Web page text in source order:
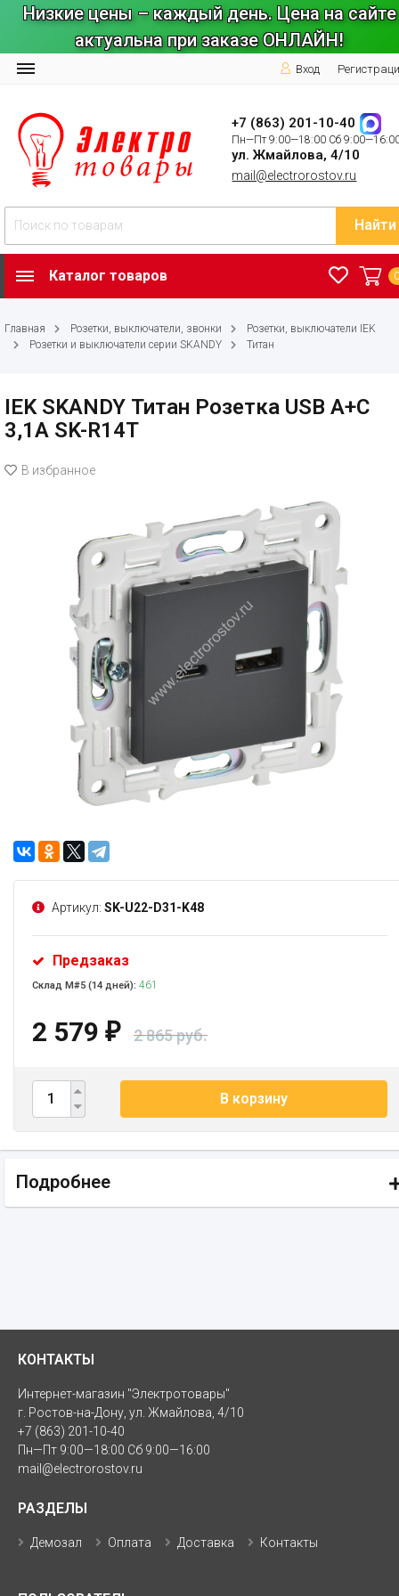
Низкие цены – каждый день. Цена на сайте
актуальна при заказе ОНЛАЙН!
Вход
+7 (863) 201-10-40
Пн—Пт 9:00—18:00 Сб
ул. Жмайлова, 4/10
mail@electrorostov.ru
Найти
Каталог товаров
Главная Розетки, выключатели, звонки
Розетки, выключатели IEK
Розетки и выключатели серии SKANDY
Титан
IEK SKANDY Титан Розетка USB A+C
3,1А SK-R14T
В избранное
Артикул: SK-U22-D31-K48
Предзаказ
Склад М#5 (14 дней): 461
2 579 ₽ 2 865 руб.
В корзину
Подробнее
КОНТАКТЫ
Интернет-магазин "Электротовары"
г. Ростов-на-Дону, ул. Жмайлова, 4/10
+7 (863) 201-10-40
Пн—Пт 9:00—18:00 Сб 9:00—16:00
mail@electrorostov.ru
РАЗДЕЛЫ
Демозал Оплата Доставка Контакты